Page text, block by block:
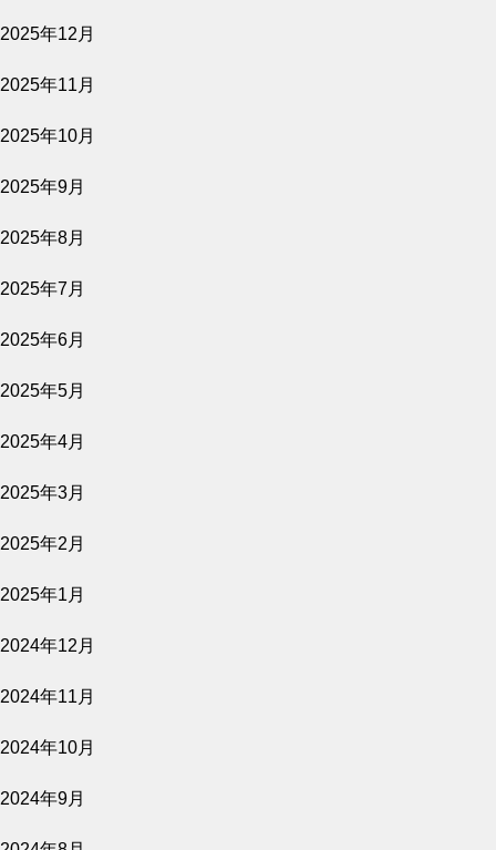
隣人たち
原爆資料館 語り継ぐものたち
きれっぱしの愛
バナ穴 BANA＿ANA
2025年12月
2025年11月
2025年10月
2025年9月
2025年8月
2025年7月
2025年6月
2025年5月
2025年4月
2025年3月
2025年2月
2025年1月
2024年12月
2024年11月
2024年10月
2024年9月